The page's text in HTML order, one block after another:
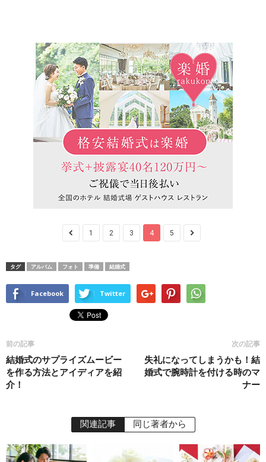
1 2 3 4 5
タグ アルバム フォト 準備 結婚式
Facebook Twitter
前の記事
結婚式のサプライズムービー
を作る方法とアイディアを紹
介！
次の記事
失礼になってしまうかも！結
婚式で腕時計を付ける時のマ
ナー
関連記事 同じ著者から